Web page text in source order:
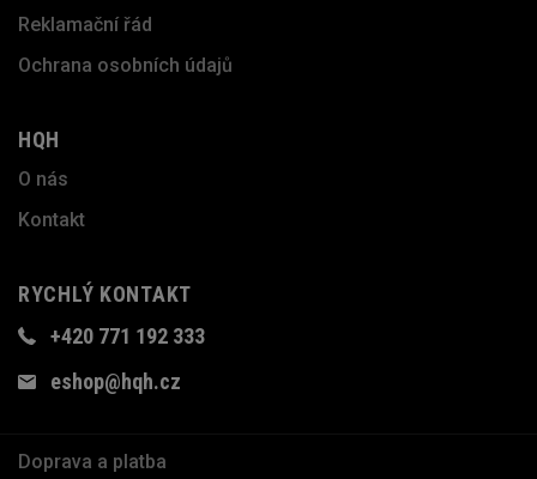
Reklamační řád
Ochrana osobních údajů
HQH
O nás
Kontakt
RYCHLÝ KONTAKT
+420 771 192 333
eshop@hqh.cz
Doprava a platba